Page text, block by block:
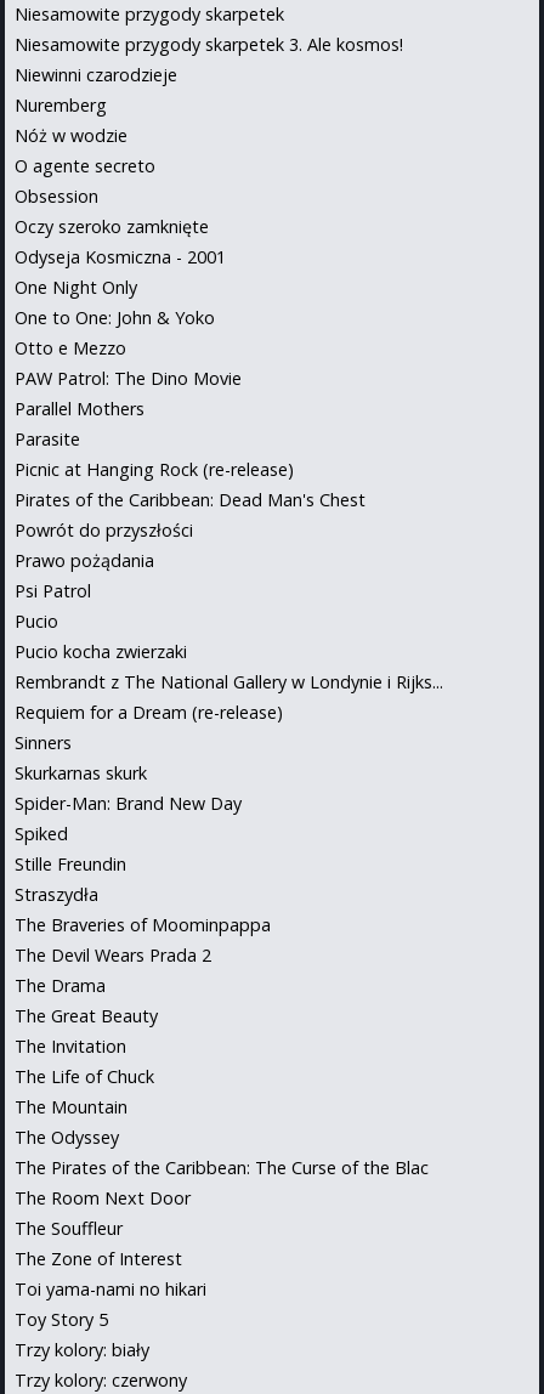
Niesamowite przygody skarpetek
Niesamowite przygody skarpetek 3. Ale kosmos!
Niewinni czarodzieje
Nuremberg
Nóż w wodzie
O agente secreto
Obsession
Oczy szeroko zamknięte
Odyseja Kosmiczna - 2001
One Night Only
One to One: John & Yoko
Otto e Mezzo
PAW Patrol: The Dino Movie
Parallel Mothers
Parasite
Picnic at Hanging Rock (re-release)
Pirates of the Caribbean: Dead Man's Chest
Powrót do przyszłości
Prawo pożądania
Psi Patrol
Pucio
Pucio kocha zwierzaki
Rembrandt z The National Gallery w Londynie i Rijks...
Requiem for a Dream (re-release)
Sinners
Skurkarnas skurk
Spider-Man: Brand New Day
Spiked
Stille Freundin
Straszydła
The Braveries of Moominpappa
The Devil Wears Prada 2
The Drama
The Great Beauty
The Invitation
The Life of Chuck
The Mountain
The Odyssey
The Pirates of the Caribbean: The Curse of the Blac
The Room Next Door
The Souffleur
The Zone of Interest
Toi yama-nami no hikari
Toy Story 5
Trzy kolory: biały
Trzy kolory: czerwony